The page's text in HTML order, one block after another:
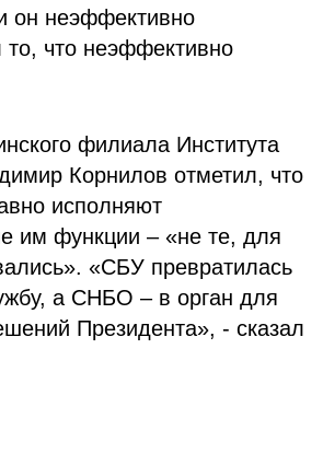
он неэффективно
то, что неэффективно
филиала Института
Корнилов отметил, что
исполняют
им функции – «не те, для
«СБУ превратилась
а СНБО – в орган для
Президента», - сказал